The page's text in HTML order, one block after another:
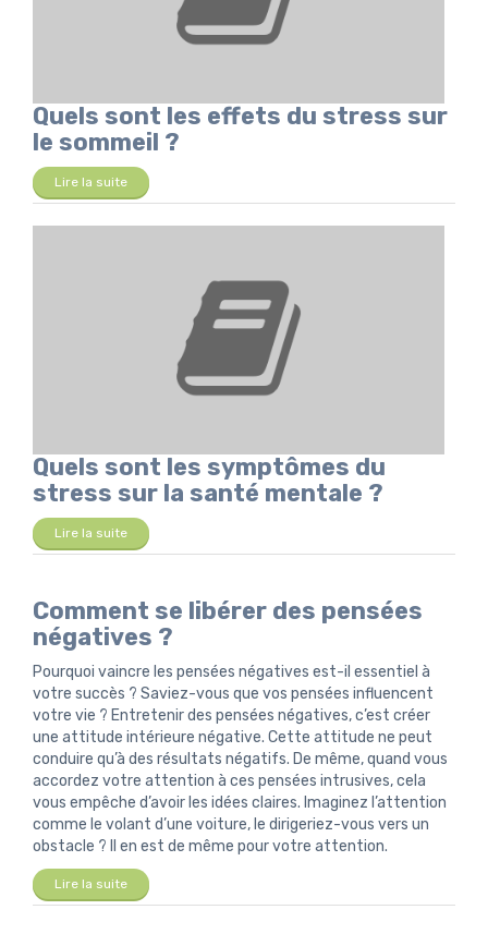
Quels sont les effets du stress sur
le sommeil ?
Lire la suite
Quels sont les symptômes du
stress sur la santé mentale ?
Lire la suite
Comment se libérer des pensées
négatives ?
Pourquoi vaincre les pensées négatives est-il essentiel à
votre succès ? Saviez-vous que vos pensées influencent
votre vie ? Entretenir des pensées négatives, c’est créer
une attitude intérieure négative. Cette attitude ne peut
conduire qu’à des résultats négatifs. De même, quand vous
accordez votre attention à ces pensées intrusives, cela
vous empêche d’avoir les idées claires. Imaginez l’attention
comme le volant d’une voiture, le dirigeriez-vous vers un
obstacle ? Il en est de même pour votre attention.
Lire la suite